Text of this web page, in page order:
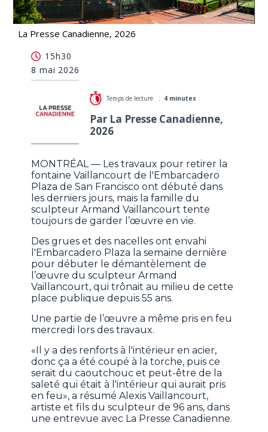
La Presse Canadienne, 2026
San Francisco
15h30
8 mai 2026
Temps de lecture : 4 minutes
Par La Presse Canadienne,
2026
MONTRÉAL — Les travaux pour retirer la
fontaine Vaillancourt de l'Embarcadero
Plaza de San Francisco ont débuté dans
les derniers jours, mais la famille du
sculpteur Armand Vaillancourt tente
toujours de garder l’œuvre en vie.
Des grues et des nacelles ont envahi
l'Embarcadero Plaza la semaine dernière
pour débuter le démantèlement de
l’œuvre du sculpteur Armand
Vaillancourt, qui trônait au milieu de cette
place publique depuis 55 ans.
Une partie de l’œuvre a même pris en feu
mercredi lors des travaux.
«Il y a des renforts à l'intérieur en acier,
donc ça a été coupé à la torche, puis ce
serait du caoutchouc et peut-être de la
saleté qui était à l'intérieur qui aurait pris
en feu», a résumé Alexis Vaillancourt,
artiste et fils du sculpteur de 96 ans, dans
une entrevue avec La Presse Canadienne.